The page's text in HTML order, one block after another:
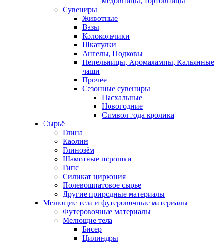
Сувениры
Животные
Вазы
Колокольчики
Шкатулки
Ангелы, Подковы
Пепельницы, Аромалампы, Кальянные
чаши
Прочее
Сезонные сувениры
Пасхальные
Новогодние
Символ года кролика
Сырьё
Глина
Каолин
Глинозём
Шамотные порошки
Гипс
Силикат циркония
Полевошпатовое сырье
Другие природные материалы
Мелющие тела и футеровочные материалы
Футеровочные материалы
Мелющие тела
Бисер
Цилиндры